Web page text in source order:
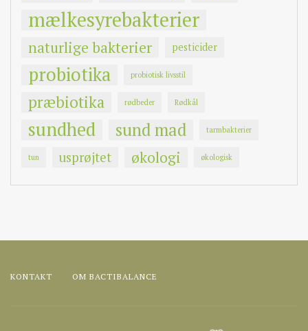
mælkesyrebakterier
naturlige bakterier pesticider
probiotika probiotisk livsstil
præbiotika rødbeder Rødkål
sundhed sund mad tarmbakterier
tun usprøjtet økologi økologisk
KONTAKT OM BACTIBALANCE